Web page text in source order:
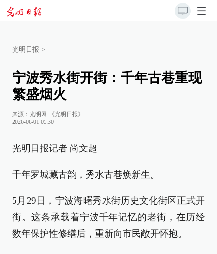
光明日报 >
宁波秀水街开街：千年古巷重现
繁盛烟火
来源： 光明网-《光明日报》
2026-06-01 05:30
光明日报记者 尚文超
千年罗城藏古韵，秀水古巷焕新生。
5月29日，宁波海曙秀水街历史文化街区正式开
街。这条承载着宁波千年记忆的老街，在历经
数年保护性修缮后，重新向市民敞开怀抱。